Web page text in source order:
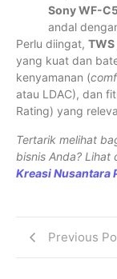
Sony WF-
andal
Perlu diingat, TWS
yang kuat dan
kenyamanan (
atau LDAC), dan
Rating) yang
Tertarik melihat
bisnis Anda?
Kreasi Nusantara
Previous